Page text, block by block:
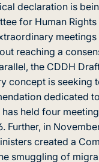
declaration is
for Human
reaching a
the CDDH
concept is seeking
dedicated
held four
Further, in
created a
smuggling of